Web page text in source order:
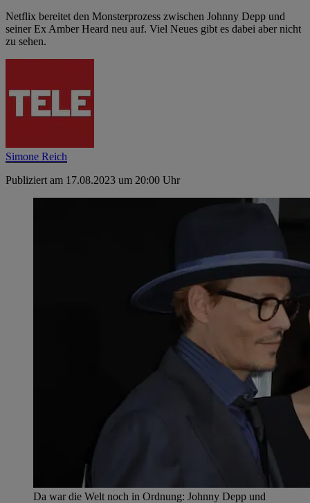
Netflix bereitet den Monsterprozess zwischen Johnny Depp und
seiner Ex Amber Heard neu auf. Viel Neues gibt es dabei aber nicht
zu sehen.
Simone Reich
Publiziert am 17.08.2023 um 20:00 Uhr
Da war die Welt noch in Ordnung: Johnny Depp und